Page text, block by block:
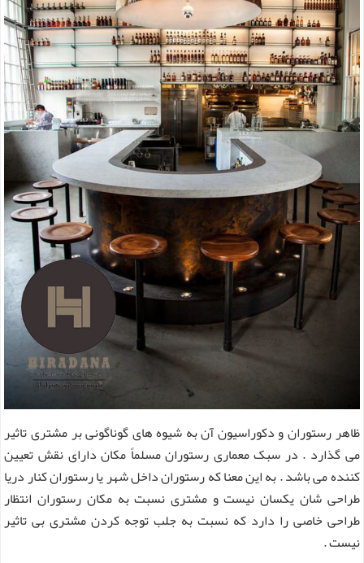
ظاهر رستوران و دکوراسیون آن به شیوه های گوناگونی بر مشتری تاثیر
می گذارد . در سبک معماری رستوران مسلماً مکان دارای نقش تعیین
کننده می باشد . به این معنا که رستوران داخل شهر یا رستوران کنار دریا
طراحی شان یکسان نیست و مشتری نسبت به مکان رستوران انتظار
طراحی خاصی را دارد که نسبت به جلب توجه کردن مشتری بی تاثیر
نیست .